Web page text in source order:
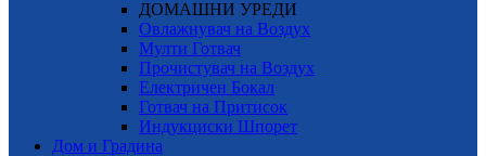
ДОМАШНИ УРЕДИ
Овлажнувач на Воздух
Мулти Готвач
Прочистувач на Воздух
Електричен Бокал
Готвач на Притисок
Индукциски Шпорет
Дом и Градина